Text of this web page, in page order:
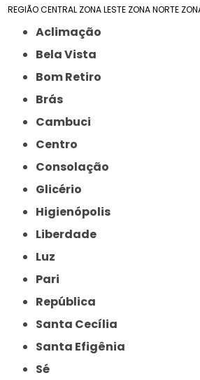
REGIÃO CENTRAL ZONA LESTE ZONA NORTE
Aclimação
Bela Vista
Bom Retiro
Brás
Cambuci
Centro
Consolação
Glicério
Higienópolis
Liberdade
Luz
Pari
República
Santa Cecília
Santa Efigênia
Sé